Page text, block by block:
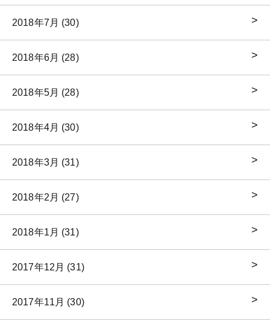
2018年7月 (30)
2018年6月 (28)
2018年5月 (28)
2018年4月 (30)
2018年3月 (31)
2018年2月 (27)
2018年1月 (31)
2017年12月 (31)
2017年11月 (30)